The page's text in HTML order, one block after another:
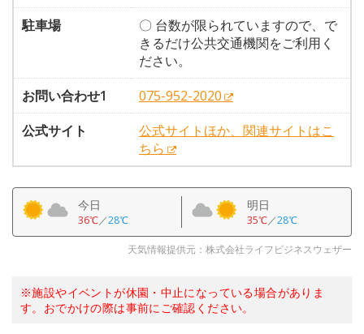
駐車場
〇 台数が限られていますので、で
きるだけ公共交通機関をご利用く
ださい。
お問い合わせ1
075-952-2020
公式サイト
公式サイトほか、関連サイトはこ
ちら
今日
36℃／28℃
明日
35℃／28℃
天気情報提供元：株式会社ライフビジネスウェザー
※施設やイベントが休園・中止になっている場合がありま
す。おでかけの際は事前にご確認ください。